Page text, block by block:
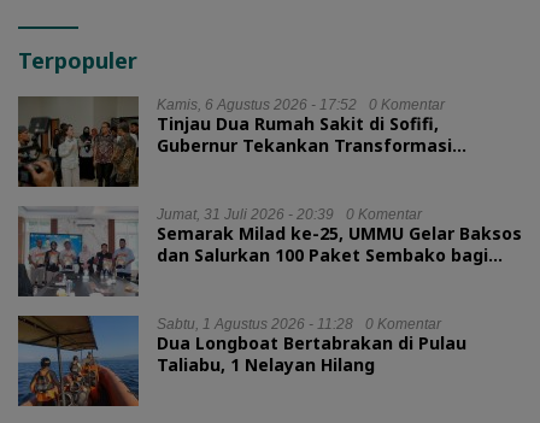
Terpopuler
Kamis, 6 Agustus 2026 - 17:52 0 Komentar
Tinjau Dua Rumah Sakit di Sofifi,
Gubernur Tekankan Transformasi
Jumat, 31 Juli 2026 - 20:39 0 Komentar
Semarak Milad ke-25, UMMU Gelar Baksos
dan Salurkan 100 Paket Sembako bagi
Sabtu, 1 Agustus 2026 - 11:28 0 Komentar
Dua Longboat Bertabrakan di Pulau
Taliabu, 1 Nelayan Hilang